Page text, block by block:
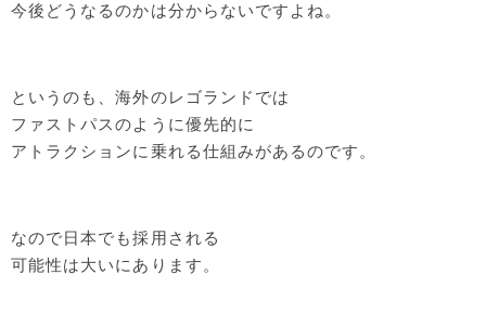
今後どうなるのかは分からないですよね。
というのも、海外のレゴランドでは
ファストパスのように優先的に
アトラクションに乗れる仕組みがあるのです。
なので日本でも採用される
可能性は大いにあります。